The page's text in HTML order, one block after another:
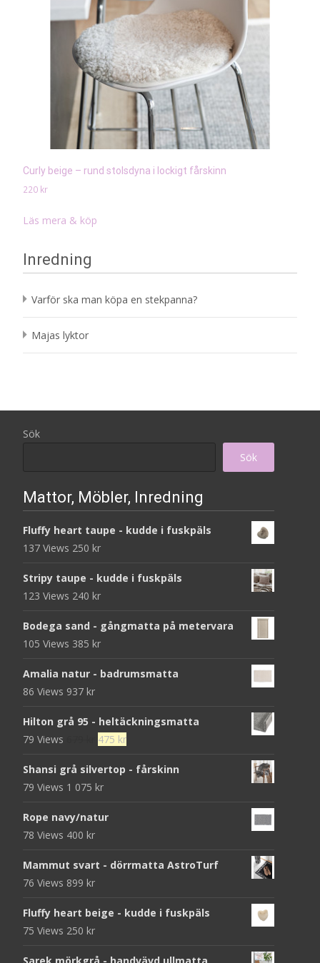
Curly beige – rund stolsdyna i lockigt fårskinn
220 kr
Läs mera & köp
Inredning
Varför ska man köpa en stekpanna?
Majas lyktor
Sök
Sök
Mattor, Möbler, Inredning
Fluffy heart taupe - kudde i fuskpäls
137 Views 250 kr
Stripy taupe - kudde i fuskpäls
123 Views 240 kr
Bodega sand - gångmatta på metervara
105 Views 385 kr
Amalia natur - badrumsmatta
86 Views 937 kr
Hilton grå 95 - heltäckningsmatta
79 Views
Det
priset
var:
475 krDet
priset
Shansi grå silvertop - fårskinn
79 Views 1 075 kr
Rope navy/natur
78 Views 400 kr
Mammut svart - dörrmatta AstroTurf
76 Views 899 kr
Fluffy heart beige - kudde i fuskpäls
75 Views 250 kr
Sarek mörkgrå - handvävd ullmatta